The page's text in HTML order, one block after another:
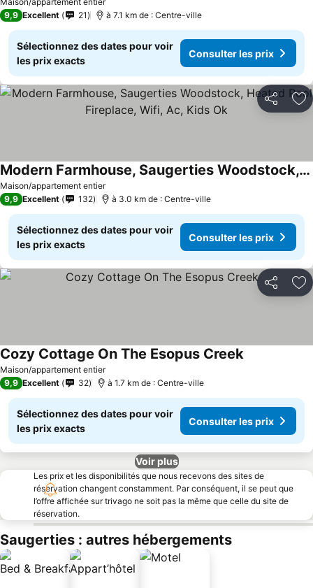
9,9 Excellent 21 à 7.1 km de : Centre-ville
Sélectionnez des dates pour voir
les prix exacts
Consulter les prix
Partager
Maison/appartement entier
Modern Farmhouse, Saugerties Woodstock, Heated Pool Fireplace, Wifi, Ac, Kids Ok
9,9 Excellent 132 à 3.0 km de : Centre-ville
Sélectionnez des dates pour voir
les prix exacts
Consulter les prix
Partager
Maison/appartement entier
Cozy Cottage On The Esopus Creek
9,9 Excellent 32 à 1.7 km de : Centre-ville
Sélectionnez des dates pour voir
les prix exacts
Consulter les prix
Voir plus
Les prix et les disponibilités que nous recevons des sites de
réservation changent constamment. Par conséquent, il se peut que
l’offre affichée sur trivago ne soit pas la même que celle du site de
réservation.
Saugerties : autres hébergements